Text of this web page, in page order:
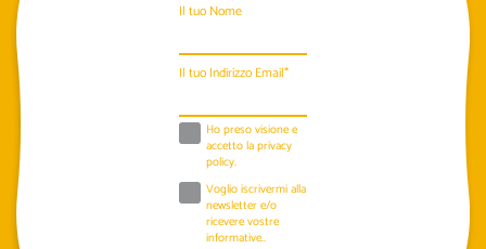
Il tuo Nome
Il tuo Indirizzo Email*
Ho preso visione e
accetto laprivacy
policy.
Voglio iscrivermi alla
newsletter e/o
ricevere vostre
informative..